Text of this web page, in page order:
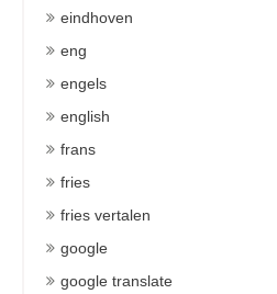
eindhoven
eng
engels
english
frans
fries
fries vertalen
google
google translate